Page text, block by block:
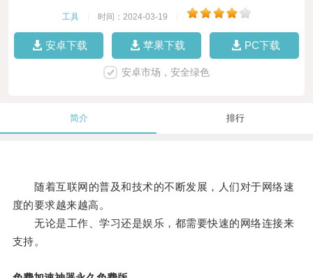
工具 时间：2024-03-19
安卓下载 苹果下载 PC下载
安卓市场，安全绿色
简介 排行
随着互联网的普及和技术的不断发展，人们对于网络速
度的要求越来越高。
无论是工作、学习还是娱乐，都需要快速的网络连接来
支持。